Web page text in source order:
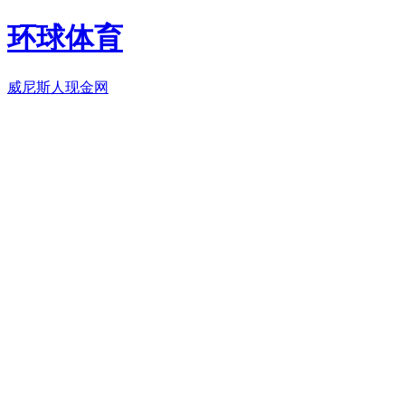
环球体育
威尼斯人现金网